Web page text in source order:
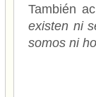
También
existen ni
somos ni